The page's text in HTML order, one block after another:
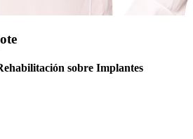
sobre Implantes